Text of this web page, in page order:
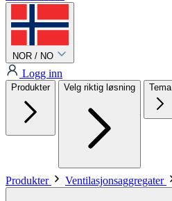
NOR / NO
Logg inn
Produkter Velg riktig løsning Tema
Produkter Ventilasjonsaggregater